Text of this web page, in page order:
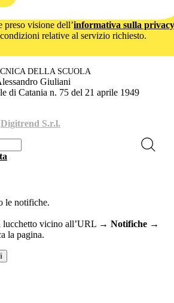
visione dell’informativa sulla privacy
relative al servizio richiesto.
DELLA SCUOLA
Giuliani
di Catania n. 75 del 21 aprile 1949
Digitrend S.r.l.
le notifiche.
lucchetto vicino all’URL → Notifiche →
la pagina.